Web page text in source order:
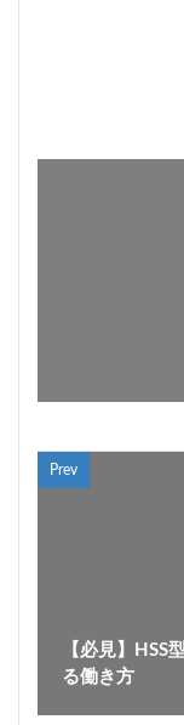
Prev
【必見】HSS
る働き方